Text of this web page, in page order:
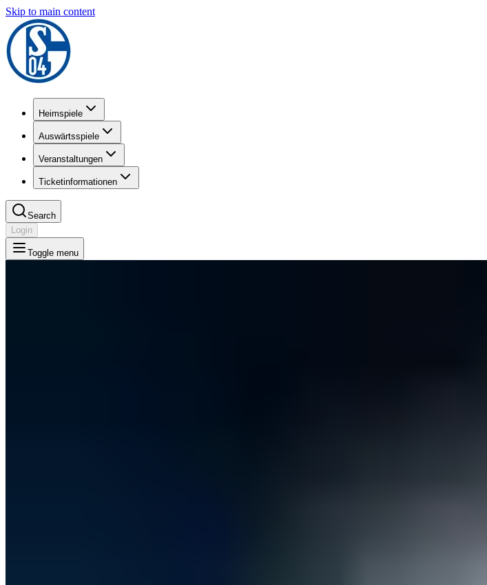
Skip to main content
Heimspiele
Auswärtsspiele
Veranstaltungen
Ticketinformationen
Search
Login
Toggle menu